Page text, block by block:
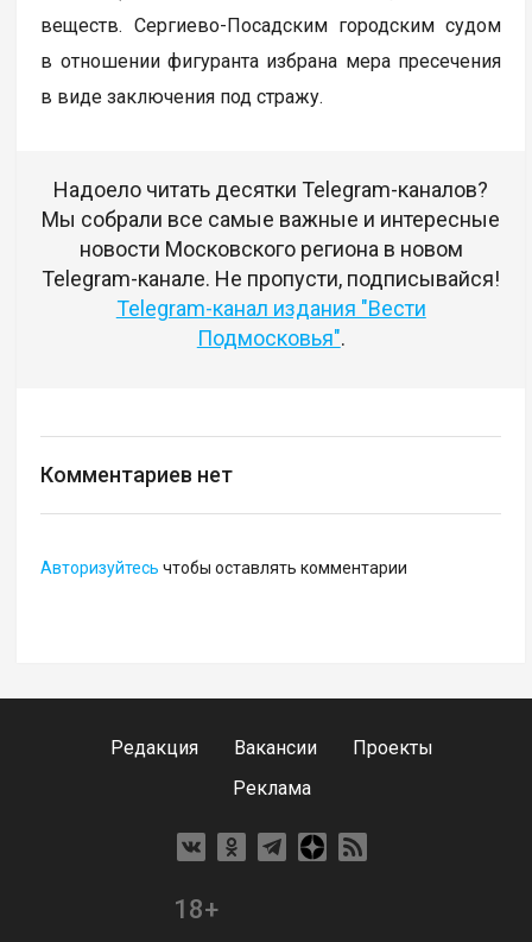
веществ. Сергиево-Посадским городским судом
в отношении фигуранта избрана мера пресечения
в виде заключения под стражу.
Надоело читать десятки Telegram-каналов?
Мы собрали все самые важные и интересные
новости Московского региона в новом
Telegram-канале. Не пропусти, подписывайся!
Telegram-канал издания "Вести
Подмосковья".
Комментариев нет
Авторизуйтесь чтобы оставлять комментарии
Редакция Вакансии
Проекты
Реклама
18+